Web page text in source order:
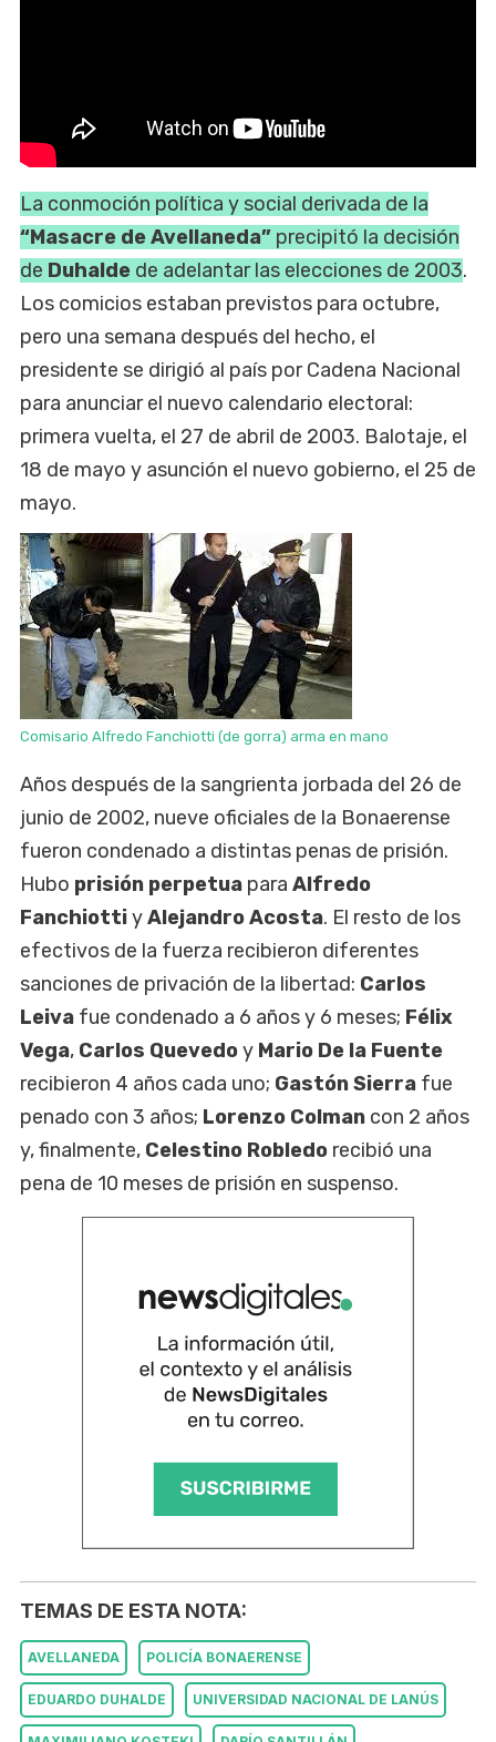
La conmoción política y social derivada de la
“Masacre de Avellaneda” precipitó la decisión
de Duhalde de adelantar las elecciones de 2003.
Los comicios estaban previstos para octubre,
pero una semana después del hecho, el
presidente se dirigió al país por Cadena Nacional
para anunciar el nuevo calendario electoral:
primera vuelta, el 27 de abril de 2003. Balotaje, el
18 de mayo y asunción el nuevo gobierno, el 25 de
mayo.
Comisario Alfredo Fanchiotti (de gorra) arma en mano
Años después de la sangrienta jorbada del 26 de
junio de 2002, nueve oficiales de la Bonaerense
fueron condenado a distintas penas de prisión.
Hubo prisión perpetua para Alfredo
FanchiottiyAlejandro Acosta. El resto de los
efectivos de la fuerza recibieron diferentes
sanciones de privación de la libertad: Carlos
Leiva fue condenado a 6 años y 6 meses; Félix
Vega, Carlos Quevedoy Mario De la Fuente
recibieron 4 años cada uno; Gastón Sierra fue
penado con 3 años; Lorenzo Colman con 2 años
y, finalmente, Celestino Robledo recibió una
pena de 10 meses de prisión en suspenso.
TEMAS DE ESTA NOTA:
AVELLANEDA POLICÍA BONAERENSE
EDUARDO DUHALDE UNIVERSIDAD NACIONAL DE LANÚS